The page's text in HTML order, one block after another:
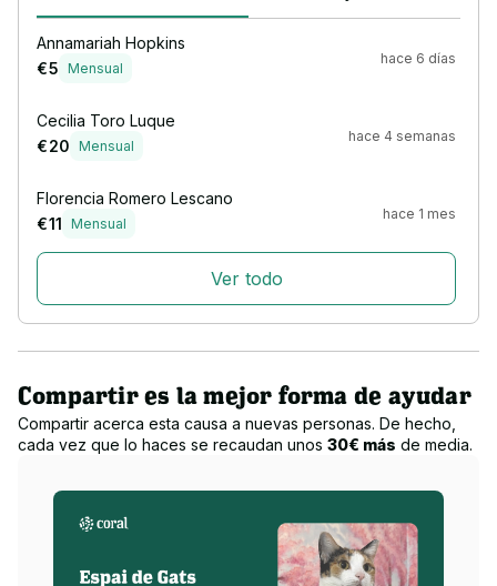
Annamariah Hopkins
€ 5 Mensual
hace 6 días
Cecilia Toro Luque
€ 20 Mensual
hace 4 semanas
Florencia Romero Lescano
€ 11 Mensual
hace 1 mes
Ver todo
Compartir es la mejor forma de ayudar
Compartir acerca esta causa a nuevas personas. De hecho,
cada vez que lo haces se recaudan unos 30€ más de media.